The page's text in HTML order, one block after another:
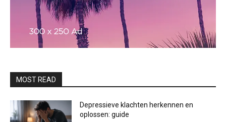
MOST READ
Depressieve klachten herkennen en
oplossen: guide